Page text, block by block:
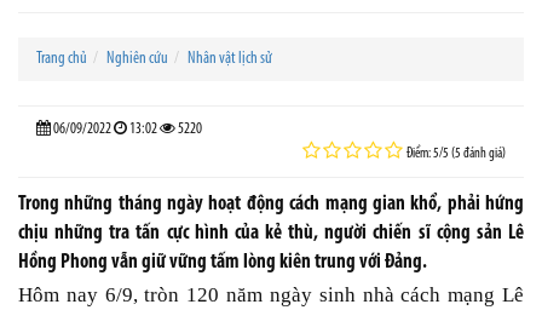
Trang chủ Nghiên cứu Nhân vật lịch sử
06/09/2022 13:02 5220
Điểm: 5/5 (5 đánh giá)
Trong những tháng ngày hoạt động cách mạng gian khổ, phải hứng
chịu những tra tấn cực hình của kẻ thù, người chiến sĩ cộng sản Lê
Hồng Phong vẫn giữ vững tấm lòng kiên trung với Đảng.
Hôm nay 6/9, tròn 120 năm ngày sinh nhà cách mạng Lê